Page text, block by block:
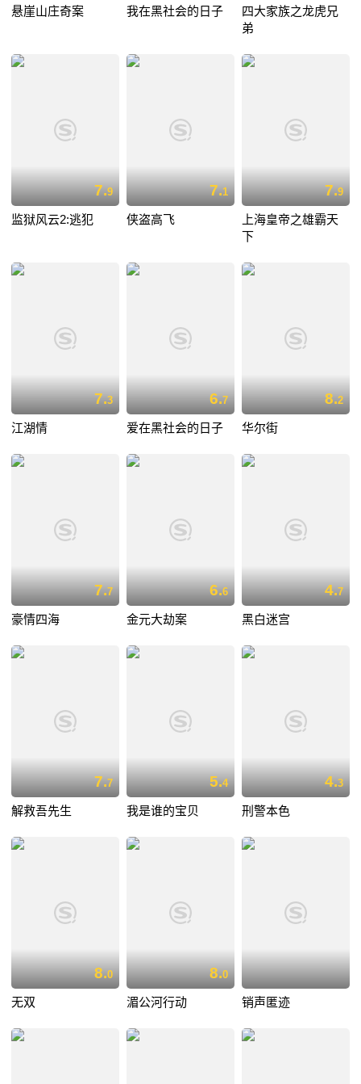
悬崖山庄奇案 我在黑社会的日子
四大家族之龙虎兄
弟
7.9
监狱风云2:逃犯
7.1
侠盗高飞
7.9
上海皇帝之雄霸天
下
7.3
江湖情
6.7
爱在黑社会的日子
8.2
华尔街
7.7
豪情四海
6.6
金元大劫案
4.7
黑白迷宫
7.7
解救吾先生
5.4
我是谁的宝贝
4.3
刑警本色
8.0
无双
8.0
湄公河行动 销声匿迹